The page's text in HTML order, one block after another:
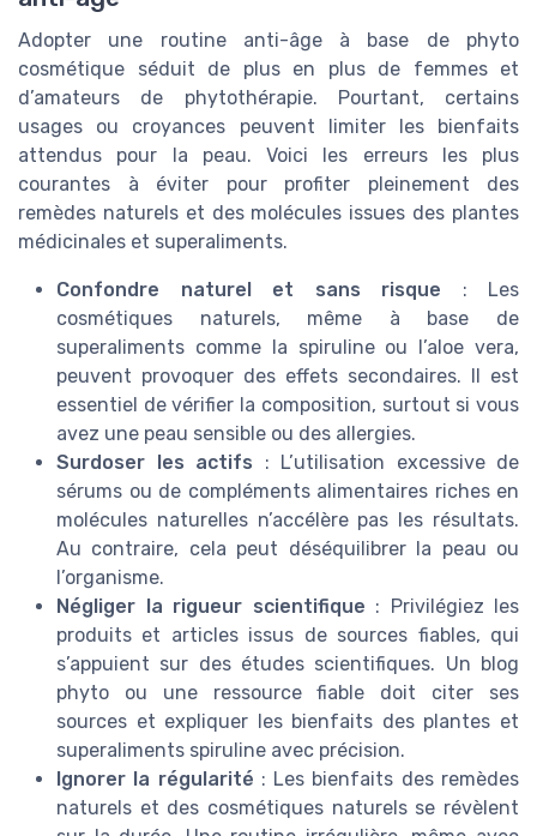
Adopter une routine anti-âge à base de phyto
cosmétique séduit de plus en plus de femmes et
d’amateurs de phytothérapie. Pourtant, certains
usages ou croyances peuvent limiter les bienfaits
attendus pour la peau. Voici les erreurs les plus
courantes à éviter pour profiter pleinement des
remèdes naturels et des molécules issues des plantes
médicinales et superaliments.
Confondre naturel et sans risque : Les
cosmétiques naturels, même à base de
superaliments comme la spiruline ou l’aloe vera,
peuvent provoquer des effets secondaires. Il est
essentiel de vérifier la composition, surtout si vous
avez une peau sensible ou des allergies.
Surdoser les actifs : L’utilisation excessive de
sérums ou de compléments alimentaires riches en
molécules naturelles n’accélère pas les résultats.
Au contraire, cela peut déséquilibrer la peau ou
l’organisme.
Négliger la rigueur scientifique : Privilégiez les
produits et articles issus de sources fiables, qui
s’appuient sur des études scientifiques. Un blog
phyto ou une ressource fiable doit citer ses
sources et expliquer les bienfaits des plantes et
superaliments spiruline avec précision.
Ignorer la régularité : Les bienfaits des remèdes
naturels et des cosmétiques naturels se révèlent